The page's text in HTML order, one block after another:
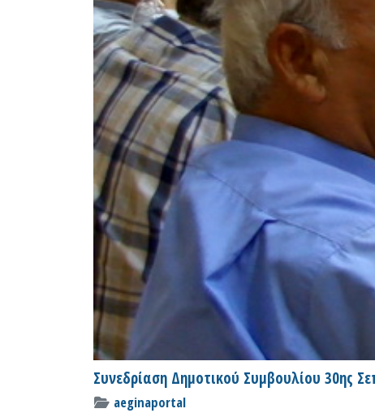
Συνεδρίαση Δημοτικού Συμβουλίου 30ης
aeginaportal